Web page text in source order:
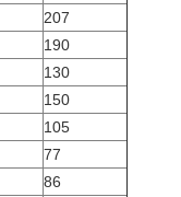
207
190
130
150
105
77
86